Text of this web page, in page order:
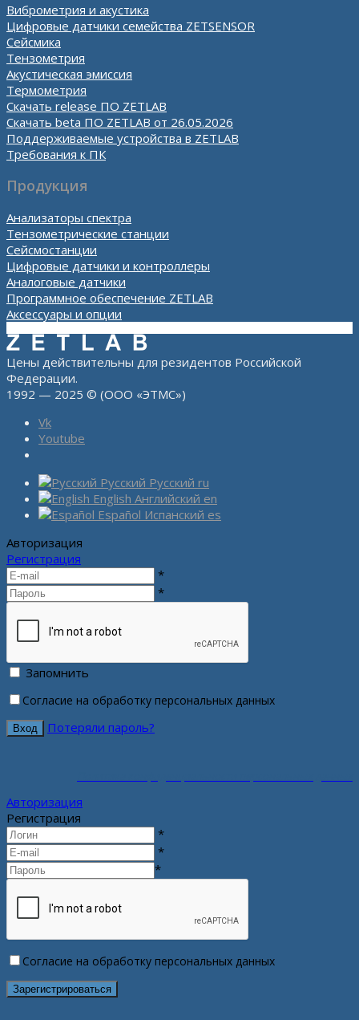
Виброметрия и акустика
Цифровые датчики семейства ZETSENSOR
Сейсмика
Тензометрия
Акустическая эмиссия
Термометрия
Скачать release ПО ZETLAB
Скачать beta ПО ZETLAB от 26.05.2026
Поддерживаемые устройства в ZETLAB
Требования к ПК
Продукция
Анализаторы спектра
Тензометрические станции
Сейсмостанции
Цифровые датчики и контроллеры
Аналоговые датчики
Программное обеспечение ZETLAB
Аксессуары и опции
Цены действительны для резидентов Российской
Федерации.
1992 — 2025 © (ООО «ЭТМС»)
Vk
Youtube
Русский Русский ru
English Английский en
Español Испанский es
Авторизация
Регистрация
*
*
Запомнить
Согласие на обработку персональных данных
Потеряли пароль?
Авторизация
Регистрация
*
*
*
Согласие на обработку персональных данных